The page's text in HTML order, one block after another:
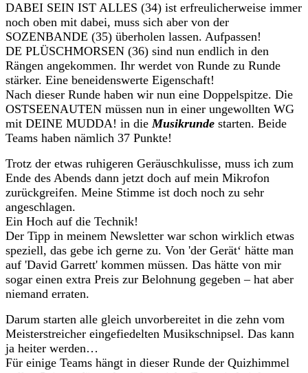
DABEI SEIN IST ALLES (34) ist erfreulicherweise immer
noch oben mit dabei, muss sich aber von der
SOZENBANDE (35) überholen lassen. Aufpassen!
DE PLÜSCHMORSEN (36) sind nun endlich in den
Rängen angekommen. Ihr werdet von Runde zu Runde
stärker. Eine beneidenswerte Eigenschaft!
Nach dieser Runde haben wir nun eine Doppelspitze. Die
OSTSEENAUTEN müssen nun in einer ungewollten WG
mit DEINE MUDDA! in dieMusikrunde starten. Beide
Teams haben nämlich 37 Punkte!
Trotz der etwas ruhigeren Geräuschkulisse, muss ich zum
Ende des Abends dann jetzt doch auf mein Mikrofon
zurückgreifen. Meine Stimme ist doch noch zu sehr
angeschlagen.
Ein Hoch auf die Technik!
Der Tipp in meinem Newsletter war schon wirklich etwas
speziell, das gebe ich gerne zu. Von 'der Gerät‘ hätte man
auf 'David Garrett' kommen müssen. Das hätte von mir
sogar einen extra Preis zur Belohnung gegeben – hat aber
niemand erraten.
Darum starten alle gleich unvorbereitet in die zehn vom
Meisterstreicher eingefiedelten Musikschnipsel. Das kann
ja heiter werden…
Für einige Teams hängt in dieser Runde der Quizhimmel